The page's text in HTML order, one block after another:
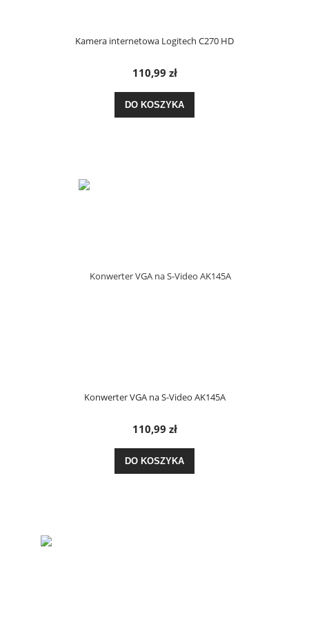
Kamera internetowa Logitech C270 HD
110,99 zł
DO KOSZYKA
Konwerter VGA na S-Video AK145A
110,99 zł
DO KOSZYKA